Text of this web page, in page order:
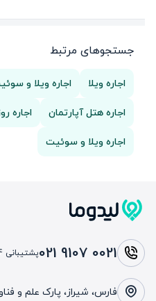
جستجوهای مرتبط
اجاره ویلا
اجاره ویلا و
اجاره هتل آپارتمان
اجاره
اجاره ویلا و سوئیت
021 9107 0021پشتیبانی 24 ساعته
فارس، شیراز، پارک علم و